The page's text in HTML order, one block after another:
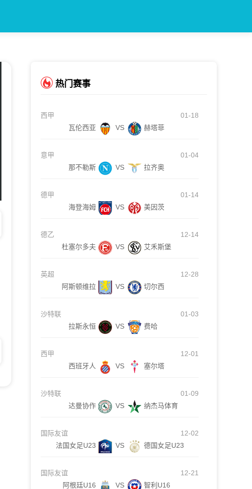
热门赛事
西甲
01-18
瓦伦西亚
VS 赫塔菲
意甲
01-04
那不勒斯
VS 拉齐奥
德甲
01-14
海登海姆
VS 美因茨
德乙
12-14
杜塞尔多夫
VS 艾禾斯堡
英超
12-28
阿斯顿维拉
VS 切尔西
沙特联
01-03
拉斯永恒
VS 费哈
西甲
12-01
西班牙人
VS 塞尔塔
沙特联
01-09
达曼协作
VS 纳杰马体育
国际友谊
12-02
法国女足U23
VS 德国女足U23
国际友谊
12-21
阿根廷U16
VS 智利U16